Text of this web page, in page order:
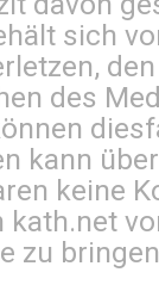
sich
des
kann
keine
kath.net
zu